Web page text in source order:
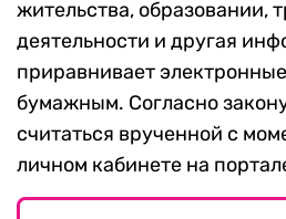
жительства, образовании,
деятельности и другая
приравнивает
бумажным. Согласно
считаться врученной с
личном кабинете на